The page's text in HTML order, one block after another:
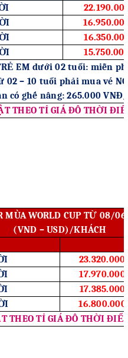
EM dưới 02 tuổi: miễn
02 – 10 tuổi phải mua vé
có ghế nâng: 265.000
THEO TỈ GIÁ ĐÔ THỜI
MÙA WORLD CUP TỪ 08/
(VND – USD)/KHÁCH
THEO TỈ GIÁ ĐÔ THỜI